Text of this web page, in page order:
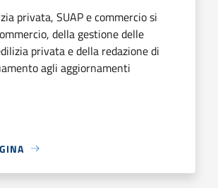
privata, SUAP e commercio si
della gestione delle
privata e della redazione di
agli aggiornamenti